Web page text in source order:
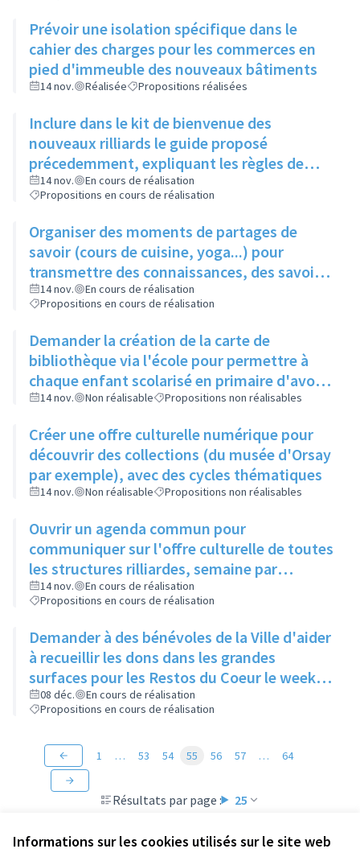
Informations sur les cookies utilisés sur le site web
Prévoir une isolation spécifique dans le
cahier des charges pour les commerces en
pied d'immeuble des nouveaux bâtiments
14 nov. Réalisée Propositions réalisées
Inclure dans le kit de bienvenue des
nouveaux rilliards le guide proposé
précedemment, expliquant les règles de
bonne conduite
14 nov.
En cours de réalisation
Propositions en cours de réalisation
Organiser des moments de partages de
savoir (cours de cuisine, yoga...) pour
transmettre des connaissances, des savoir-
faire, à moindre coût
14 nov.
En cours de réalisation
Propositions en cours de réalisation
Demander la création de la carte de
bibliothèque via l'école pour permettre à
chaque enfant scolarisé en primaire d'avoir
une carte et toucher éventuellement le reste
14 nov. Non réalisable Propositions non réalisables
Créer une offre culturelle numérique pour
découvrir des collections (du musée d'Orsay
par exemple), avec des cycles thématiques
14 nov. Non réalisable Propositions non réalisables
Ouvrir un agenda commun pour
communiquer sur l'offre culturelle de toutes
les structures rilliardes, semaine par
semaine, avec régulation par la mairie
14 nov.
En cours de réalisation
Propositions en cours de réalisation
Demander à des bénévoles de la Ville d'aider
à recueillir les dons dans les grandes
surfaces pour les Restos du Coeur le week-
end de la grande collecte afin d'augmenter
le nombre de points de collecte.
08 déc.
En cours de réalisation
Propositions en cours de réalisation
Résultats par page : 25
1 … 53 54 55 56 57 … 64